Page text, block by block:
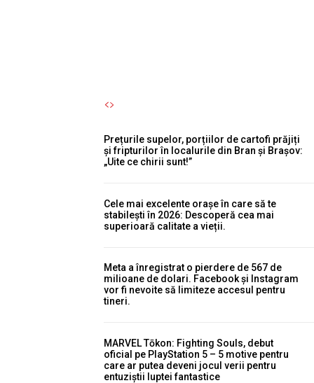
Prețurile supelor, porțiilor de cartofi prăjiți
și fripturilor în localurile din Bran și Brașov:
„Uite ce chirii sunt!”
Cele mai excelente orașe în care să te
stabilești în 2026: Descoperă cea mai
superioară calitate a vieții.
Meta a înregistrat o pierdere de 567 de
milioane de dolari. Facebook și Instagram
vor fi nevoite să limiteze accesul pentru
tineri.
MARVEL Tōkon: Fighting Souls, debut
oficial pe PlayStation 5 – 5 motive pentru
care ar putea deveni jocul verii pentru
entuziștii luptei fantastice